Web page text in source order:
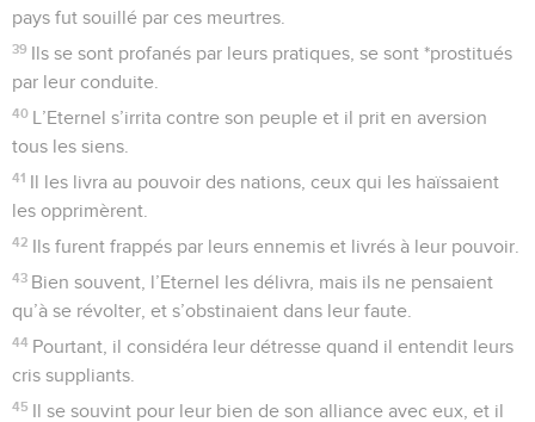
pays fut souillé par ces meurtres.
39 Ils se sont profanés par leurs pratiques, se sont *prostitués
par leur conduite.
40 L’Eternel s’irrita contre son peuple et il prit en aversion
tous les siens.
41 Il les livra au pouvoir des nations, ceux qui les haïssaient
les opprimèrent.
42 Ils furent frappés par leurs ennemis et livrés à leur pouvoir.
43 Bien souvent, l’Eternel les délivra, mais ils ne pensaient
qu’à se révolter, et s’obstinaient dans leur faute.
44 Pourtant, il considéra leur détresse quand il entendit leurs
cris suppliants.
45 Il se souvint pour leur bien de son alliance avec eux, et il